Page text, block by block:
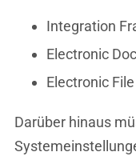
Integration
Electronic
Electronic
Darüber hinaus